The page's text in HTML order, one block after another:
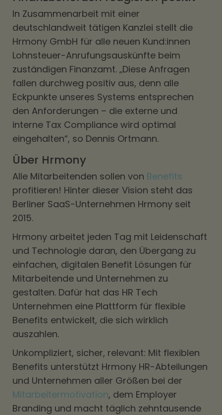
In Zusammenarbeit mit einer
deutschlandweit tätigen Kanzlei stellt die
Hrmony GmbH für alle neuen Kund:innen
Lohnsteuer-Anrufungsauskünfte beim
zuständigen Finanzamt. „Diese Anfragen
fallen durchweg positiv aus, denn alle
Eckpunkte unseres Systems entsprechen
den Anforderungen – die externe und
interne Tax Compliance wird optimal
eingehalten“, so Dennis Ortmann.
Über Hrmony
Alle Mitarbeitenden sollen von Benefits
profitieren! Hinter dieser Vision steht das
Berliner SaaS-Unternehmen Hrmony seit
2015.
Hrmony arbeitet jeden Tag mit Leidenschaft
und Technologie daran, den Übergang zu
einfachen, digitalen Benefit Lösungen für
Mitarbeitende und Unternehmen zu
gestalten. Dafür hat das HR Tech
Unternehmen eine Plattform für flexible
Benefits entwickelt, die sich wirklich
auszahlen.
Unkompliziert, sicher, relevant: Mit flexiblen
Benefits unterstützt Hrmony HR-Abteilungen
und Unternehmen aller Größen bei der
Mitarbeitermotivation, dem Employer
Branding und macht täglich zehntausende